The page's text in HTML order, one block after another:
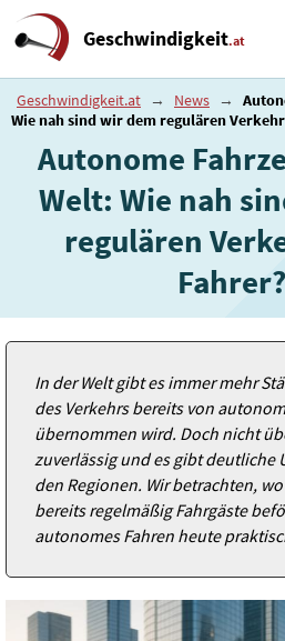
Geschwindigkeit.at
Geschwindigkeit.at → News →
Wie nah sind wir dem regulären
Autonome
Welt: Wie nah
regulären
Fahrer?
In der Welt gibt es immer mehr
des Verkehrs bereits von
übernommen wird. Doch nicht
zuverlässig und es gibt deutliche
den Regionen. Wir betrachten,
bereits regelmäßig Fahrgäste
autonomes Fahren heute